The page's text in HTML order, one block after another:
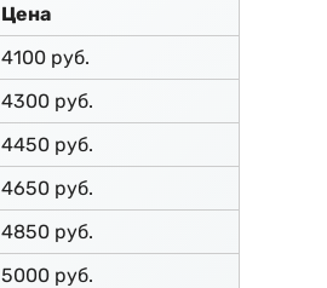
Цена
4100 руб.
4300 руб.
4450 руб.
4650 руб.
4850 руб.
5000 руб.